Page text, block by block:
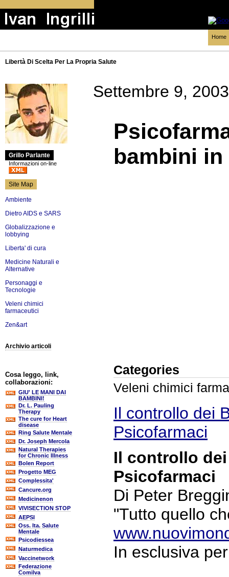
Home
Libertà Di Scelta Per La Propria Salute
Grillo Parlante
Informazioni on-line
Site Map
Ambiente
Dietro AIDS e SARS
Globalizzazione e
lobbying
Liberta' di cura
Medicine Naturali e
Alternative
Personaggi e
Tecnologie
Veleni chimici
farmaceutici
Zen&art
Archivio articoli
Cosa leggo, link,
collaborazioni:
GIU' LE MANI DAI
BAMBINI!
Dr. L. Pauling
Therapy
The cure for Heart
disease
Ring Salute Mentale
Dr. Joseph Mercola
Natural Therapies
for Chronic Illness
Bolen Report
Progetto MEG
Complessita'
Cancure.org
Medicinenon
VIVISECTION STOP
AEPSI
Oss. Ita. Salute
Mentale
Psicodiessea
Naturmedica
Vaccinetwork
Federazione
Comilva
Settembre 9, 2003
bambini
Categories
Veleni chimici
Il controllo dei
Psicofarmaci
Il controllo
Psicofarmaci
Di Peter
"Tutto quello
In esclusiva